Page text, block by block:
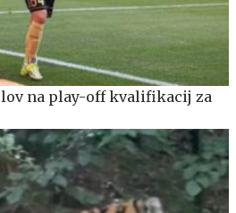
lov na play-off kvalifikacij za